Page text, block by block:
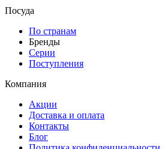
Посуда
По странам
Бренды
Серии
Поступления
Компания
Акции
Доставка и оплата
Контакты
Блог